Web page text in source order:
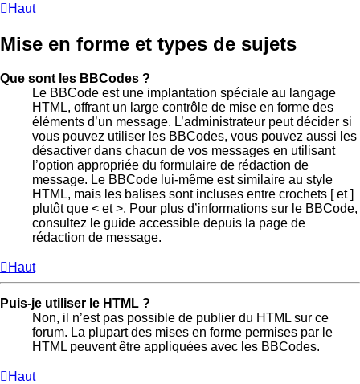
Haut
Mise en forme et types de sujets
Que sont les BBCodes ?
Le BBCode est une implantation spéciale au langage
HTML, offrant un large contrôle de mise en forme des
éléments d’un message. L’administrateur peut décider si
vous pouvez utiliser les BBCodes, vous pouvez aussi les
désactiver dans chacun de vos messages en utilisant
l’option appropriée du formulaire de rédaction de
message. Le BBCode lui-même est similaire au style
HTML, mais les balises sont incluses entre crochets [ et ]
plutôt que < et >. Pour plus d’informations sur le BBCode,
consultez le guide accessible depuis la page de
rédaction de message.
Haut
Puis-je utiliser le HTML ?
Non, il n’est pas possible de publier du HTML sur ce
forum. La plupart des mises en forme permises par le
HTML peuvent être appliquées avec les BBCodes.
Haut